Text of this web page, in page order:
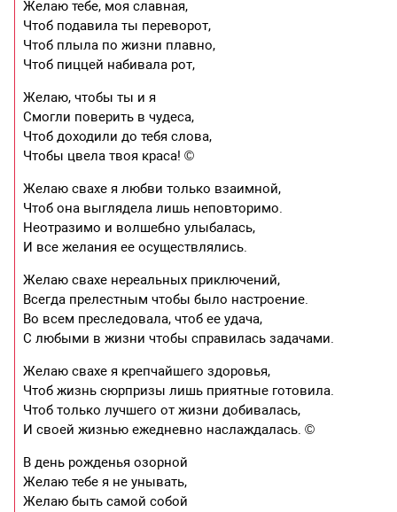
Желаю тебе, моя славная,
Чтоб подавила ты переворот,
Чтоб плыла по жизни плавно,
Чтоб пиццей набивала рот,
Желаю, чтобы ты и я
Смогли поверить в чудеса,
Чтоб доходили до тебя слова,
Чтобы цвела твоя краса! ©
Желаю свахе я любви только взаимной,
Чтоб она выглядела лишь неповторимо.
Неотразимо и волшебно улыбалась,
И все желания ее осуществлялись.
Желаю свахе нереальных приключений,
Всегда прелестным чтобы было настроение.
Во всем преследовала, чтоб ее удача,
С любыми в жизни чтобы справилась задачами.
Желаю свахе я крепчайшего здоровья,
Чтоб жизнь сюрпризы лишь приятные готовила.
Чтоб только лучшего от жизни добивалась,
И своей жизнью ежедневно наслаждалась. ©
В день рожденья озорной
Желаю тебе я не унывать,
Желаю быть самой собой